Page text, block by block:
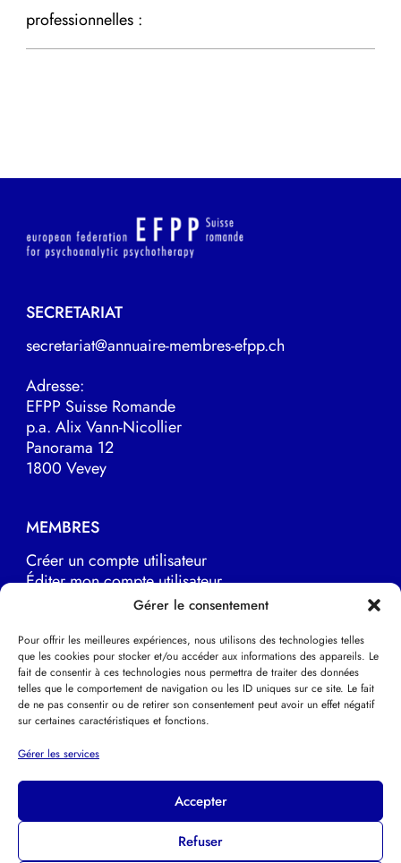
Gérer le consentement
Pour offrir les meilleures expériences, nous utilisons des technologies telles
que les cookies pour stocker et/ou accéder aux informations des appareils. Le
fait de consentir à ces technologies nous permettra de traiter des données
telles que le comportement de navigation ou les ID uniques sur ce site. Le fait
de ne pas consentir ou de retirer son consentement peut avoir un effet négatif
sur certaines caractéristiques et fonctions.
Gérer les services
Accepter
Refuser
professionnelles :
SECRETARIAT
secretariat@annuaire-membres-efpp.ch
Adresse:
EFPP Suisse Romande
p.a. Alix Vann-Nicollier
Panorama 12
1800 Vevey
MEMBRES
Créer un compte utilisateur
Éditer mon compte utilisateur
LIENS UTILES
EFPP Europe
EFPP Deutsche Schweiz
Psychothérapie Psychanalytique